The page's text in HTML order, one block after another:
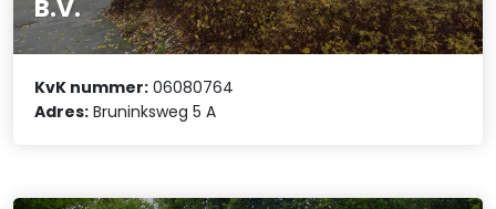
B.V.
KvK nummer: 06080764
Adres: Bruninksweg 5 A